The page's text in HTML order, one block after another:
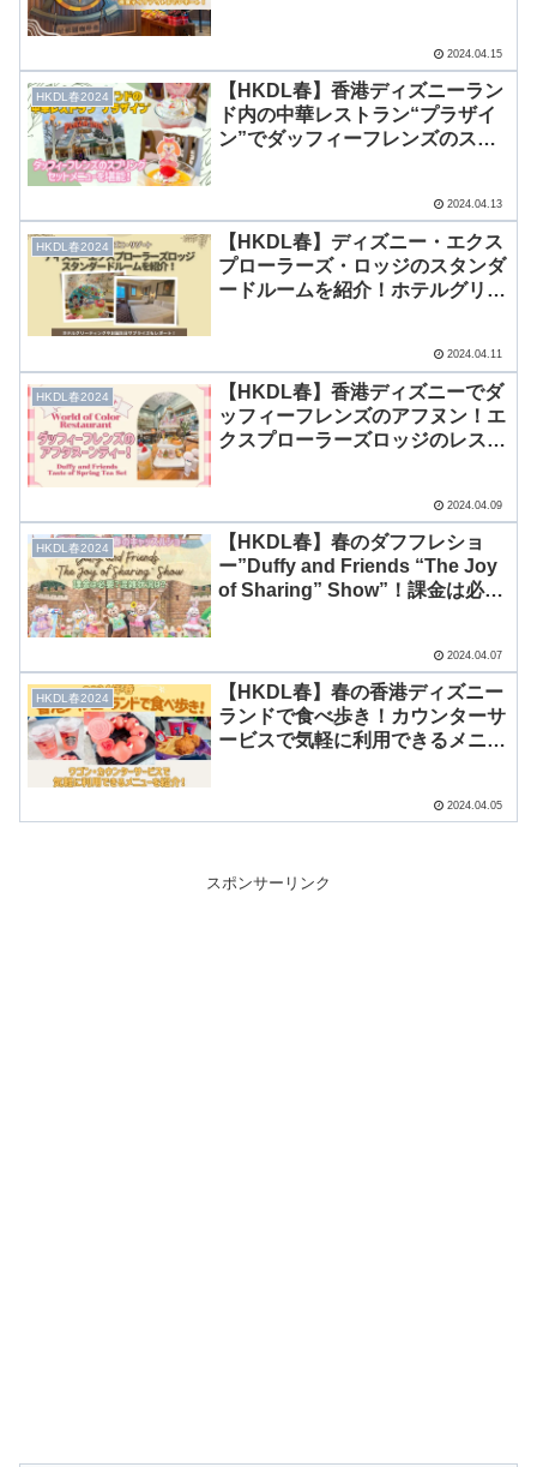
2024.04.15
HKDL春2024
【HKDL春】香港ディズニーラン
ド内の中華レストラン“プラザイ
ン”でダッフィーフレンズのスプ
2024.04.13
HKDL春2024
【HKDL春】ディズニー・エクス
プローラーズ・ロッジのスタンダ
ードルームを紹介！ホテルグリや
2024.04.11
HKDL春2024
【HKDL春】香港ディズニーでダ
ッフィーフレンズのアフヌン！エ
クスプローラーズロッジのレスト
2024.04.09
HKDL春2024
【HKDL春】春のダフフレショ
ー”Duffy and Friends “The Joy
of Sharing” Show”！課金は必
2024.04.07
HKDL春2024
【HKDL春】春の香港ディズニー
ランドで食べ歩き！カウンターサ
ービスで気軽に利用できるメニュ
2024.04.05
スポンサーリンク